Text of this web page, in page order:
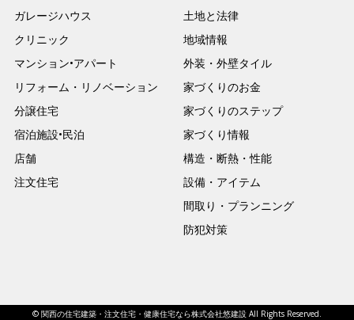
ガレージハウス
クリニック
マンション•アパート
リフォーム・リノベーション
分譲住宅
宿泊施設•民泊
店舗
注文住宅
土地と法律
地域情報
外装・外壁タイル
家づくりのお金
家づくりのステップ
家づくり情報
構造・断熱・性能
設備・アイテム
間取り・プランニング
防犯対策
© 関西の住宅建築・注文住宅・健康住宅なら株式会社悠建設 All Rights Reserved.